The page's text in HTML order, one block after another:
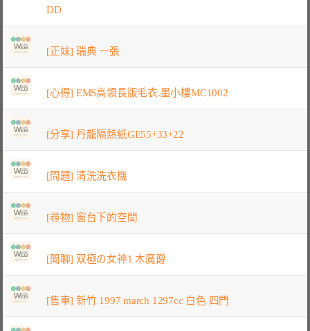
DD
[正妹] 瑞典 一張
[心得] EMS高領長版毛衣.墨小樓MC1002
[分享] 丹龍隔熱紙GE55+33+22
[問題] 清洗洗衣機
[尋物] 窗台下的空間
[閒聊] 双極の女神1 木魔爵
[售車] 新竹 1997 march 1297cc 白色 四門